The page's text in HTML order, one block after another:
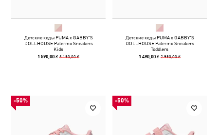
Детские кеды PUMA x GABBY'S
DOLLHOUSE Palermo Sneakers
Kids
1 590,00 ₴3 190,00 ₴
Детские кеды PUMA x GABBY'S
DOLLHOUSE Palermo Sneakers
Toddlers
1 490,00 ₴2 990,00 ₴
-50% -50%